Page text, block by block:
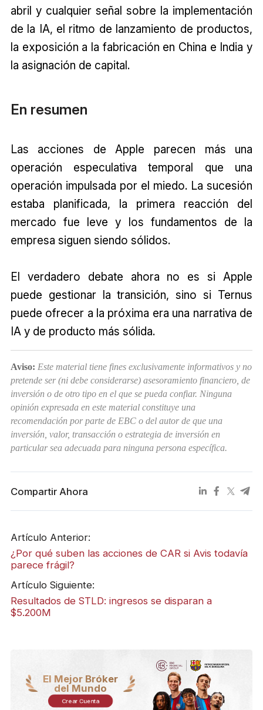
abril y cualquier señal sobre la implementación
de la IA, el ritmo de lanzamiento de productos,
la exposición a la fabricación en China e India y
la asignación de capital.
En resumen
Las acciones de Apple parecen más una
operación especulativa temporal que una
operación impulsada por el miedo. La sucesión
estaba planificada, la primera reacción del
mercado fue leve y los fundamentos de la
empresa siguen siendo sólidos.
El verdadero debate ahora no es si Apple
puede gestionar la transición, sino si Ternus
puede ofrecer a la próxima era una narrativa de
IA y de producto más sólida.
Aviso: Este material tiene fines exclusivamente informativos y no
pretende ser (ni debe considerarse) asesoramiento financiero, de
inversión o de otro tipo en el que se pueda confiar. Ninguna
opinión expresada en este material constituye una
recomendación por parte de EBC o del autor de que una
inversión, valor, transacción o estrategia de inversión en
particular sea adecuada para ninguna persona específica.
Compartir Ahora
Artículo Anterior:
¿Por qué suben las acciones de CAR si Avis todavía
parece frágil?
Artículo Siguiente:
Resultados de STLD: ingresos se disparan a
$5.200M
El Mejor Bróker
del Mundo
Crear Cuenta